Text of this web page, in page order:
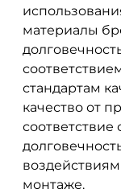
материалы
стандартам
качество от
монтаже.